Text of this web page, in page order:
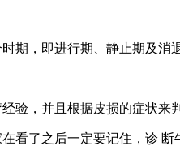
，即进行期、静止期及消
，并且根据皮损的症状来
了之后一定要记住，诊 断